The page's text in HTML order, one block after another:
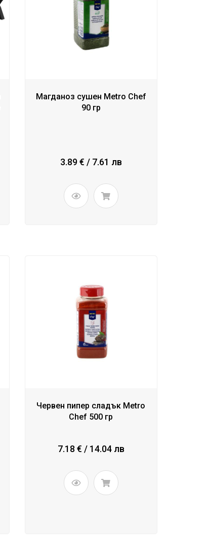
Магданоз сушен Metro Chef
90 гр
3.89 € / 7.61 лв
Червен пипер сладък Metro
Chef 500 гр
7.18 € / 14.04 лв